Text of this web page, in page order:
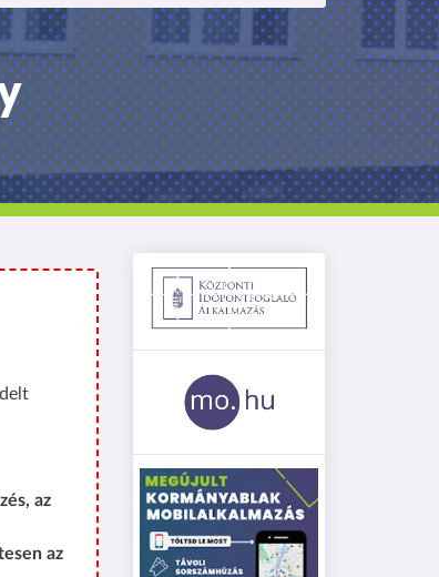
az
az